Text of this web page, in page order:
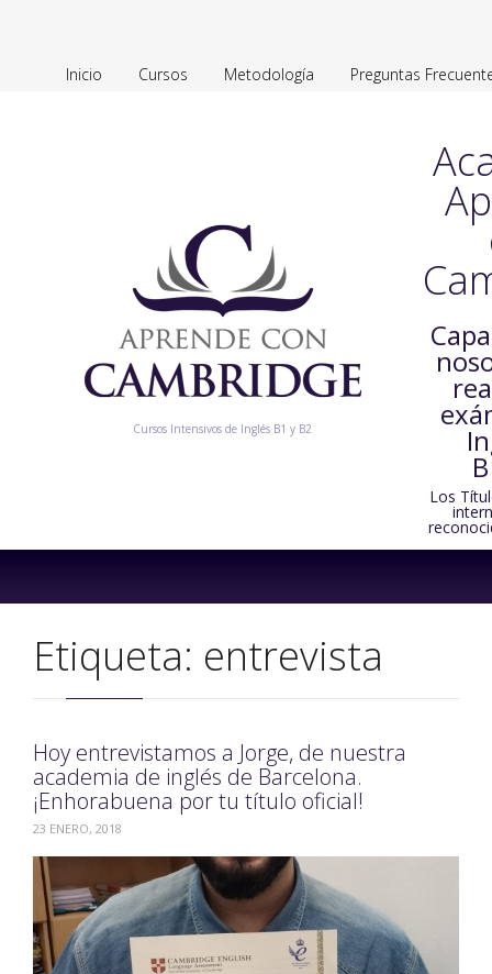
Inicio Cursos Metodología Preguntas
Cursos Intensivos de Inglés B1 y B2
Los
content
Etiqueta: entrevista
Hoy entrevistamos a Jorge, de nuestra
academia de inglés de Barcelona.
¡Enhorabuena por tu título oficial!
23 ENERO, 2018